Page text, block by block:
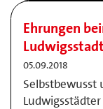
Ehrungen
Ludwigsstadt
05.09.2018
Selbstbewusst